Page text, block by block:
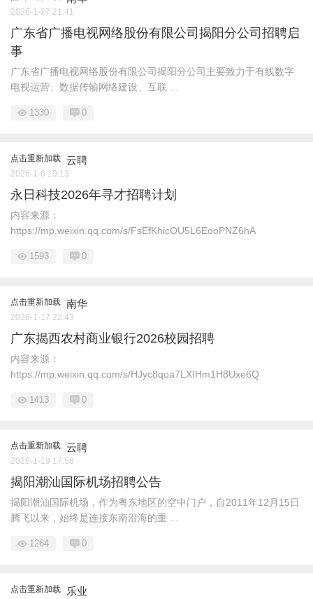
2026-1-27 21:41
广东省广播电视网络股份有限公司揭阳分公司招聘启
事
广东省广播电视网络股份有限公司揭阳分公司主要致力于有线数字
电视运营、数据传输网络建设、互联 ...
1330 0
点击重新加载 云聘
2026-1-6 19:13
永日科技2026年寻才招聘计划
内容来源：
https://mp.weixin.qq.com/s/FsEfKhicOU5L6EooPNZ6hA
1593 0
点击重新加载 南华
2026-1-17 22:43
广东揭西农村商业银行2026校园招聘
内容来源：
https://mp.weixin.qq.com/s/HJyc8qoa7LXIHm1H8Uxe6Q
1413 0
点击重新加载 云聘
2026-1-19 17:58
揭阳潮汕国际机场招聘公告
揭阳潮汕国际机场，作为粤东地区的空中门户，自2011年12月15日
腾飞以来，始终是连接东南沿海的重 ...
1264 0
点击重新加载 乐业